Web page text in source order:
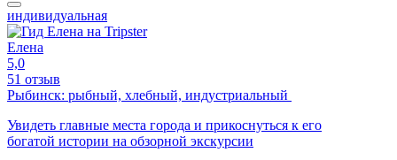
индивидуальная
Елена
5,0
51 отзыв
Рыбинск: рыбный, хлебный, индустриальный
Увидеть главные места города и прикоснуться к его
богатой истории на обзорной экскурсии